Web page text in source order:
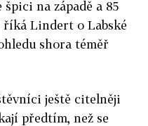
špici na západě a 85
říká Lindert o Labské
shora téměř
ještě citelněji
předtím, než se